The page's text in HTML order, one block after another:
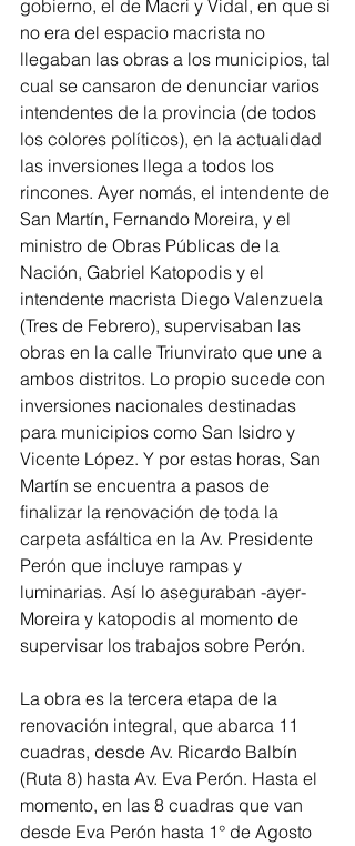
gobierno, el de Macri y Vidal, en que si
no era del espacio macrista no
llegaban las obras a los municipios, tal
cual se cansaron de denunciar varios
intendentes de la provincia (de todos
los colores políticos), en la actualidad
las inversiones llega a todos los
rincones. Ayer nomás, el intendente de
San Martín, Fernando Moreira, y el
ministro de Obras Públicas de la
Nación, Gabriel Katopodis y el
intendente macrista Diego Valenzuela
(Tres de Febrero), supervisaban las
obras en la calle Triunvirato que une a
ambos distritos. Lo propio sucede con
inversiones nacionales destinadas
para municipios como San Isidro y
Vicente López. Y por estas horas, San
Martín se encuentra a pasos de
finalizar la renovación de toda la
carpeta asfáltica en la Av. Presidente
Perón que incluye rampas y
luminarias. Así lo aseguraban -ayer-
Moreira y katopodis al momento de
supervisar los trabajos sobre Perón.
La obra es la tercera etapa de la
renovación integral, que abarca 11
cuadras, desde Av. Ricardo Balbín
(Ruta 8) hasta Av. Eva Perón. Hasta el
momento, en las 8 cuadras que van
desde Eva Perón hasta 1° de Agosto